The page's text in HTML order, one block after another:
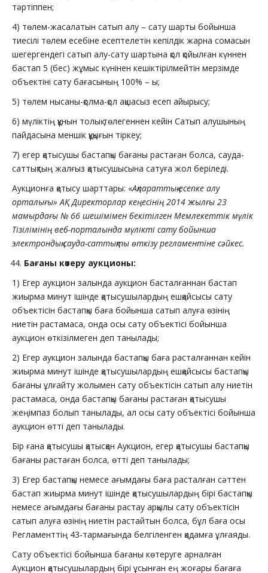
тәртіппен;
4) төлем-жасалатын сатып алу – сату шарты бойынша
тиесілі төлем есебіне есептелетін кепілдік жарна сомасын
шегергендегі сатып алу-сату шартына қол қойылған күннен
бастап 5 (бес) жұмыс күнінен кешіктірілмейтін мерзімде
объектіні сату бағасының 100% – ы;
5) төлем нысаны-қолма-қол ақшасыз есеп айырысу;
6) мүліктің құнын толық төлегеннен кейін Сатып алушының
пайдасына меншік құқығын тіркеу;
7) егер қатысушы бастапқы бағаны растаған болса, сауда-
саттықтың жалғыз қатысушысына сатуға жол беріледі.
Аукционға қатысу шарттары: «Ақпараттық-есепке алу
орталығы» АҚ Директорлар кеңесінің 2014 жылғы 23
мамырдағы № 66 шешімімен бекітілген Мемлекеттік мүлік
Тізілімінің веб-порталында мүлікті сату бойынша
электрондық сауда-саттықты өткізу регламентіне сәйкес.
Бағаны көтеру аукционы:
1) Егер аукцион залында аукцион басталғаннан бастап
жиырма минут ішінде қатысушылардың ешқайсысы сату
объектісін бастапқы баға бойынша сатып алуға өзінің
ниетін растамаса, онда осы сату объектісі бойынша
аукцион өткізілмеген деп танылады;
2) Егер аукцион залында бастапқы баға расталғаннан кейін
жиырма минут ішінде қатысушылардың ешқайсысы бастапқы
бағаны ұлғайту жолымен сату объектісін сатып алу ниетін
растамаса, онда бастапқы бағаны растаған қатысушы
жеңімпаз болып танылады, ал осы сату объектісі бойынша
аукцион өтті деп танылады.
Бір ғана қатысушы қатысқан Аукцион, егер қатысушы бастапқы
бағаны растаған болса, өтті деп танылады;
3) Егер бастапқы немесе ағымдағы баға расталған сәттен
бастап жиырма минут ішінде қатысушылардың бірі бастапқы
немесе ағымдағы бағаны растау арқылы сату объектісін
сатып алуға өзінің ниетін растайтын болса, бұл баға осы
Регламенттің 43-тармағында белгіленген қадамға ұлғаяды.
Сату объектісі бойынша бағаны көтеруге арналған
Аукцион қатысушылардың бірі ұсынған ең жоғары бағаға